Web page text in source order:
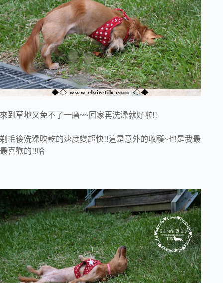
來到草地又免不了一磨~~回家再洗澡就好啦!!
剃毛後洗澡吹乾的速度變超快!!這是意外的收穫~也是我最
最喜歡的!!哈